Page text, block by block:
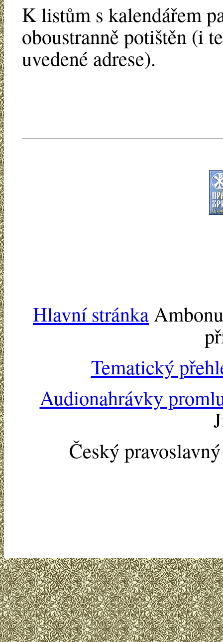
K listům s kalendářem
oboustranně potištěn (i
uvedené adrese).
Hlavní stránka
Tematický
Audionahrávky
Český